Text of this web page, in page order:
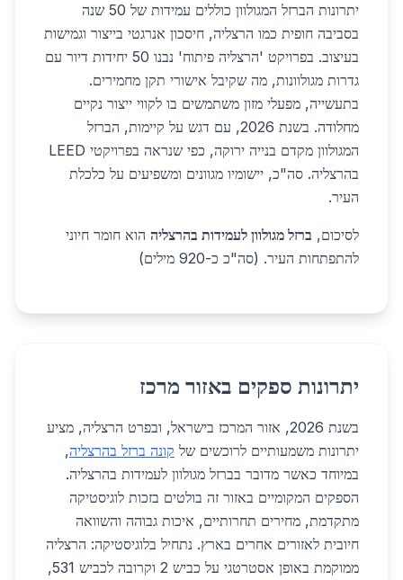
יתרונות הברזל המגולוון כוללים עמידות של 50 שנה
בסביבה חופית כמו הרצליה, חיסכון אנרגטי בייצור וגמישות
בעיצוב. בפרויקט 'הרצליה פיתוח' נבנו 50 יחידות דיור עם
גדרות מגולוונות, מה שקיבל אישורי תקן מחמירים.
בתעשייה, מפעלי מזון משתמשים בו לקווי ייצור נקיים
מחלודה. בשנת 2026, עם דגש על קיימות, הברזל
המגולוון מקדם בנייה ירוקה, כפי שנראה בפרויקטי LEED
בהרצליה. סה"כ, יישומיו מגוונים ומשפיעים על כלכלת
העיר.
לסיכום, ברזל מגולוון לעמידות בהרצליה הוא חומר חיוני
להתפתחות העיר. (סה"כ כ-920 מילים)
יתרונות ספקים באזור מרכז
בשנת 2026, אזור המרכז בישראל, ובפרט הרצליה, מציע
יתרונות משמעותיים לרוכשים של קונה ברזל בהרצליה,
במיוחד כאשר מדובר בברזל מגולוון לעמידות בהרצליה.
הספקים המקומיים באזור זה בולטים בזכות לוגיסטיקה
מתקדמת, מחירים תחרותיים, איכות גבוהה והשוואה
חיובית לאזורים אחרים בארץ. נתחיל בלוגיסטיקה: הרצליה
ממוקמת באופן אסטרטגי על כביש 2 וקרובה לכביש 531,